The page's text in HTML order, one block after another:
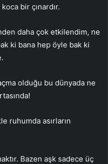
bir çınardır.
daha çok etkilendim, ne
ki bana hep öyle bak ki
olduğu bu dünyada ne
ruhumda asırların
Bazen aşk sadece üç